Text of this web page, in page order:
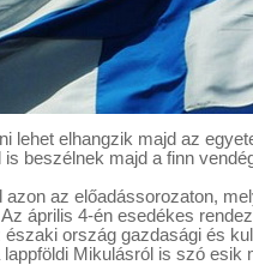
lehet elhangzik majd az
beszélnek majd a finn
azon az előadássorozaton,
április 4-én esedékes
ország gazdasági és
Mikulásról is szó esik